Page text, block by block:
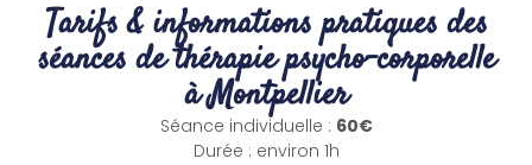
Tarifs & informations pratiques des
séances de thérapie psycho-corporelle
à Montpellier
Séance individuelle : 60€
Durée : environ 1h